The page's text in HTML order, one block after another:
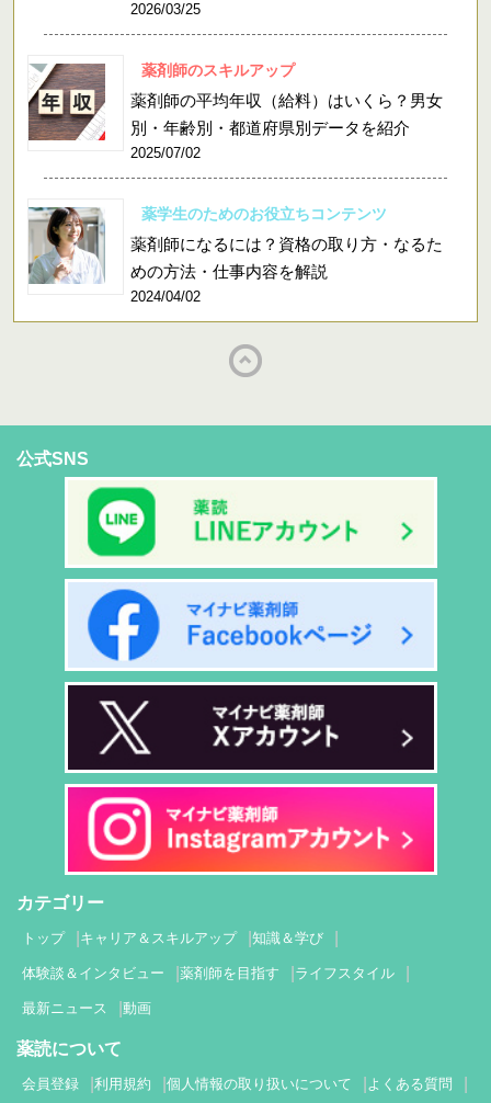
2026/03/25
薬剤師のスキルアップ
薬剤師の平均年収（給料）はいくら？男女
別・年齢別・都道府県別データを紹介
2025/07/02
薬学生のためのお役立ちコンテンツ
薬剤師になるには？資格の取り方・なるた
めの方法・仕事内容を解説
2024/04/02
公式SNS
カテゴリー
トップ キャリア＆スキルアップ 知識＆学び
体験談＆インタビュー 薬剤師を目指す ライフスタイル
最新ニュース 動画
薬読について
会員登録 利用規約 個人情報の取り扱いについて よくある質問